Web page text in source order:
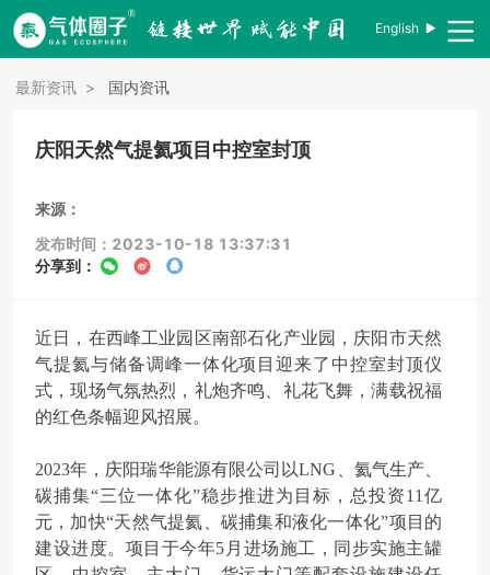
English
最新资讯 > 国内资讯
庆阳天然气提氦项目中控室封顶
来源：
发布时间：2023-10-18 13:37:31
分享到：
近日，在西峰工业园区南部石化产业园，庆阳市天然
气提氦与储备调峰一体化项目迎来了中控室封顶仪
式，现场气氛热烈，礼炮齐鸣、礼花飞舞，满载祝福
的红色条幅迎风招展。
2023年，庆阳瑞华能源有限公司以LNG、氦气生产、
碳捕集“三位一体化”稳步推进为目标，总投资11亿
元，加快“天然气提氦、碳捕集和液化一体化”项目的
建设进度。项目于今年5月进场施工，同步实施主罐